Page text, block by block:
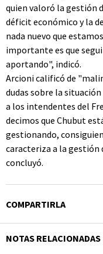
quien valoró la gestión
déficit económico y la
nada nuevo que
importante es que
aportando", indicó.
Arcioni calificó de
dudas sobre la
a los intendentes del
decimos que Chubut
gestionando,
caracteriza a la gestión
concluyó.
COMPARTIRLA
NOTAS RELACIONADAS